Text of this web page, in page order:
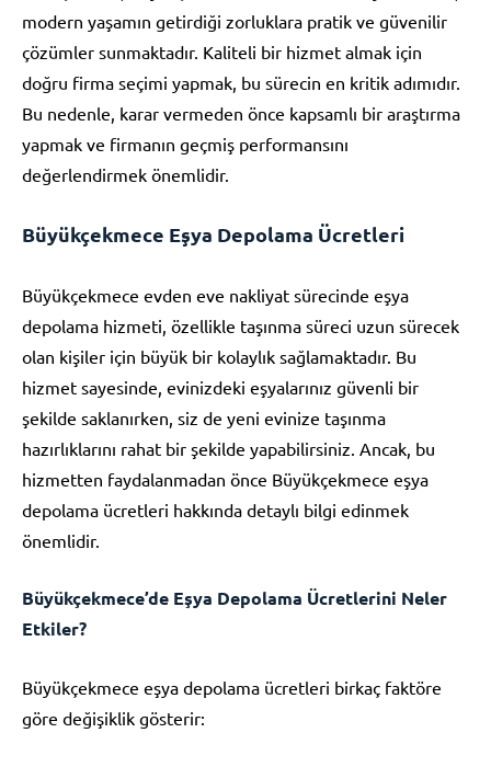
modern yaşamın getirdiği zorluklara pratik ve güvenilir
çözümler sunmaktadır. Kaliteli bir hizmet almak için
doğru firma seçimi yapmak, bu sürecin en kritik adımıdır.
Bu nedenle, karar vermeden önce kapsamlı bir araştırma
yapmak ve firmanın geçmiş performansını
değerlendirmek önemlidir.
Büyükçekmece Eşya Depolama Ücretleri
Büyükçekmece evden eve nakliyat sürecinde eşya
depolama hizmeti, özellikle taşınma süreci uzun sürecek
olan kişiler için büyük bir kolaylık sağlamaktadır. Bu
hizmet sayesinde, evinizdeki eşyalarınız güvenli bir
şekilde saklanırken, siz de yeni evinize taşınma
hazırlıklarını rahat bir şekilde yapabilirsiniz. Ancak, bu
hizmetten faydalanmadan önce Büyükçekmece eşya
depolama ücretleri hakkında detaylı bilgi edinmek
önemlidir.
Büyükçekmece’de Eşya Depolama Ücretlerini Neler
Etkiler?
Büyükçekmece eşya depolama ücretleri birkaç faktöre
göre değişiklik gösterir: